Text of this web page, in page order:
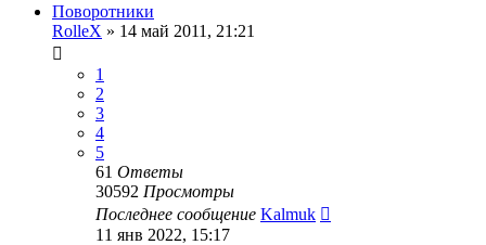
Поворотники
RolleX » 14 май 2011, 21:21
1
2
3
4
5
61 Ответы
30592 Просмотры
Последнее сообщение Kalmuk
11 янв 2022, 15:17